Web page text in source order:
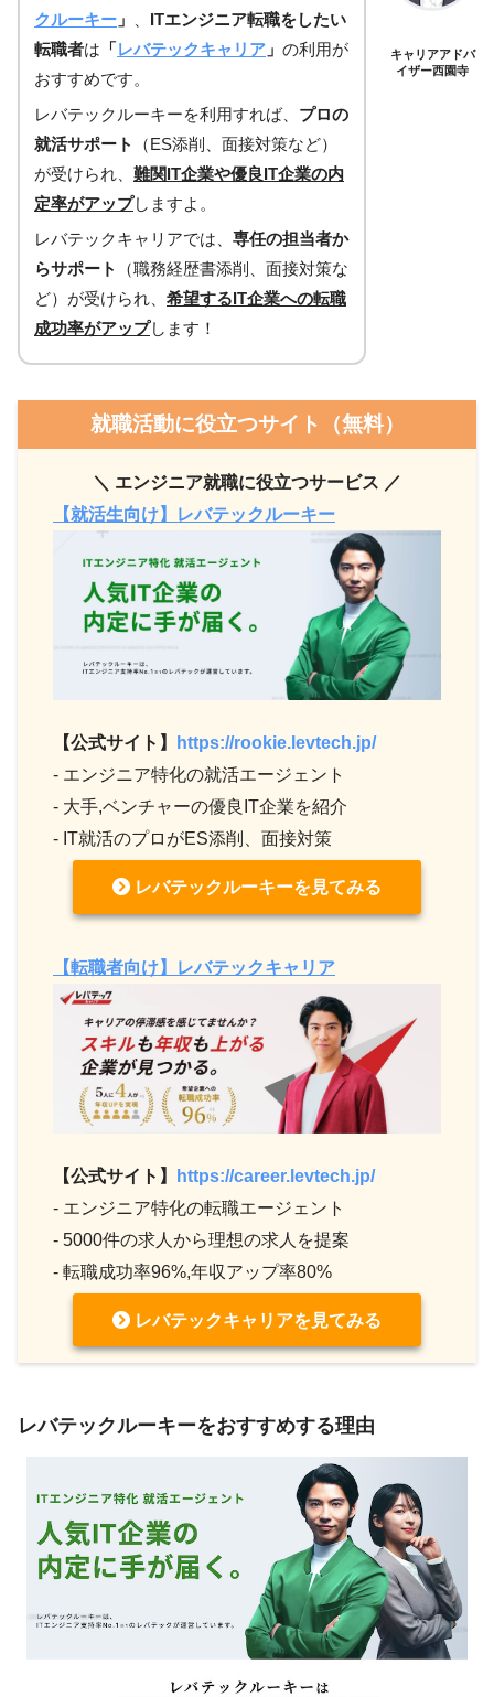
クルーキー 」
ITエンジニア転職をしたい
転職者は 「レバテックキャリア 」 の利用が
おすすめです。
レバテックルーキーを利用すれば、 プロの
就活サポート
（ES添削、面接対策など）
が受けられ、 難関IT企業や優良IT企業の内
定率がアップしますよ。
レバテックキャリアでは、 専任の担当者か
らサポート
（職務経歴書添削、面接対策な
ど）が受けられ、 希望するIT企業への転職
成功率がアップします！
キャリアアドバ
イザー西園寺
就職活動に役立つサイト（無料）
＼ エンジニア就職に役立つサービス ／
【就活生向け】レバテックルーキー
【公式サイト】
https://rookie.levtech.jp/
- エンジニア特化の就活エージェント
- 大手,ベンチャーの優良IT企業を紹介
- IT就活のプロがES添削、面接対策
レバテックルーキーを見てみる
【転職者向け】レバテックキャリア
【公式サイト】
https://career.levtech.jp/
- エンジニア特化の転職エージェント
- 5000件の求人から理想の求人を提案
- 転職成功率96%,年収アップ率80%
レバテックキャリアを見てみる
レバテックルーキーをおすすめする理由